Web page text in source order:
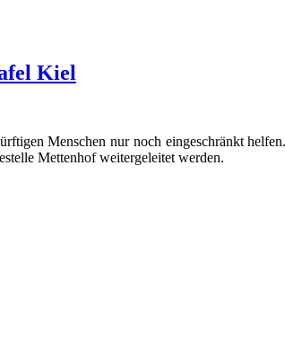
Kiel
Menschen nur noch eingeschränkt
Mettenhof weitergeleitet werden.